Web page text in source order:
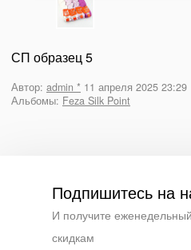
СП образец 5
Автор: admin * 11 апреля 2025 23:29
Альбомы: Feza Silk Point
Подпишитесь на
И получите
скидкам